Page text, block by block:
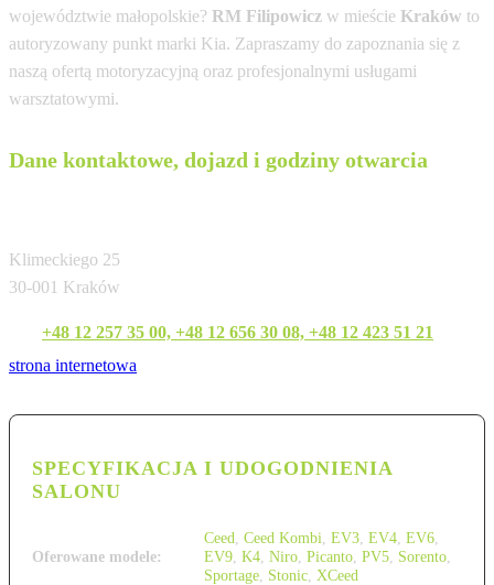
województwie małopolskie? RM Filipowicz w mieście Kraków to
autoryzowany punkt marki Kia. Zapraszamy do zapoznania się z
naszą ofertą motoryzacyjną oraz profesjonalnymi usługami
warsztatowymi.
Dane kontaktowe, dojazd i godziny otwarcia
Klimeckiego 25
30-001 Kraków
+48 12 257 35 00, +48 12 656 30 08, +48 12 423 51 21
strona internetowa
SPECYFIKACJA I UDOGODNIENIA
SALONU
Oferowane modele:
Ceed Ceed Kombi EV3 EV4 EV6
EV9 K4 Niro Picanto PV5 Sorento
Sportage Stonic XCeed